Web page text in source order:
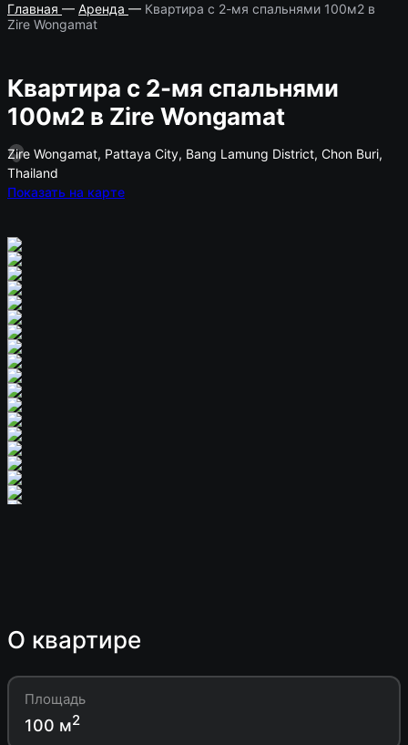
Главная — Аренда — Квартира с 2-мя спальнями 100м2 в
Zire Wongamat
Квартира с 2-мя спальнями
100м2 в Zire Wongamat
Zire Wongamat, Pattaya City, Bang Lamung District, Chon Buri,
Thailand
Показать на карте
О квартире
Площадь
100 м2